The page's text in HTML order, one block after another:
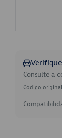
Consulte a
Código